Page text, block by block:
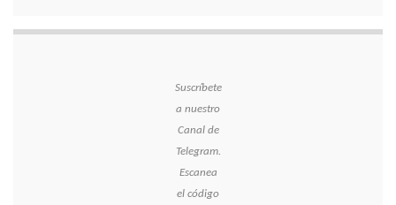
Suscríbete
a nuestro
Canal de
Telegram.
Escanea
el código